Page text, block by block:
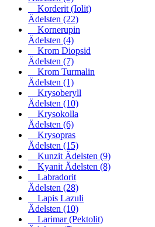
Korderit (Iolit)
Ädelsten (22)
Kornerupin
Ädelsten (4)
Krom Diopsid
Ädelsten (7)
Krom Turmalin
Ädelsten (1)
Krysoberyll
Ädelsten (10)
Krysokolla
Ädelsten (6)
Krysopras
Ädelsten (15)
Kunzit Ädelsten (9)
Kyanit Ädelsten (8)
Labradorit
Ädelsten (28)
Lapis Lazuli
Ädelsten (10)
Larimar (Pektolit)